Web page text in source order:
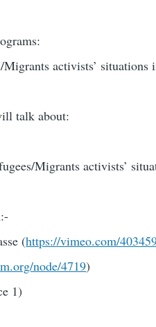
activists’ situations
talk about:
Migrants activists’
(https://vimeo.com/
node/4719)
1)